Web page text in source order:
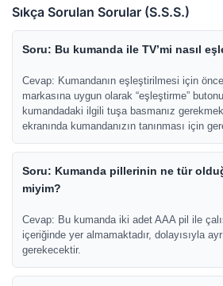
Sıkça Sorulan Sorular (S.S.S.)
Soru: Bu kumanda ile TV’mi nasıl
Cevap: Kumandanın eşleştirilmesi için
markasına uygun olarak “eşleştirme”
kumandadaki ilgili tuşa basmanız
ekranında kumandanızın tanınması için
Soru: Kumanda pillerinin ne tür
miyim?
Cevap: Bu kumanda iki adet AAA pil ile
içeriğinde yer almamaktadır, dolayısıyla
gerekecektir.